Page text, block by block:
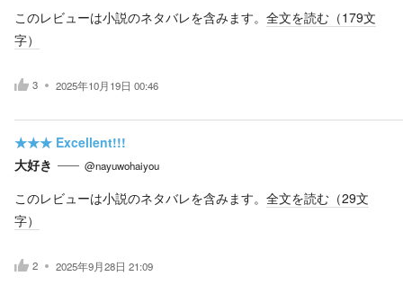
このレビューは小説のネタバレを含みます。 全文を読む（179文
字）
3 2025年10月19日 00:46
★★★ Excellent!!!
大好き
@nayuwohaiyou
このレビューは小説のネタバレを含みます。 全文を読む（29文
字）
2 2025年9月28日 21:09